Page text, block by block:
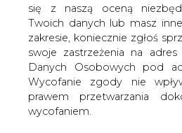
się z naszą oceną
Twoich danych lub masz
zakresie, koniecznie zgłoś
swoje zastrzeżenia na
Danych Osobowych pod
Wycofanie zgody nie
prawem przetwarzania
wycofaniem.
„Rz” powołując się na opinie
Skarbu pisze, że największe
stanowiska ma prezes
Jednocześnie dziennik
nie jest zaskoczeniem i
na szefa PGE w 2008 roku nikt
pod uwagę jego
wykształcenie i kompletny